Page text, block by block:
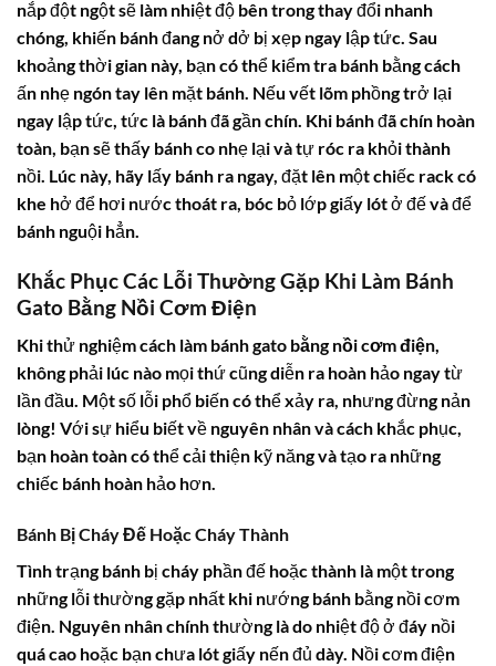
nắp đột ngột sẽ làm nhiệt độ bên trong thay đổi nhanh
chóng, khiến bánh đang nở dở bị xẹp ngay lập tức. Sau
khoảng thời gian này, bạn có thể kiểm tra bánh bằng cách
ấn nhẹ ngón tay lên mặt bánh. Nếu vết lõm phồng trở lại
ngay lập tức, tức là bánh đã gần chín. Khi bánh đã chín hoàn
toàn, bạn sẽ thấy bánh co nhẹ lại và tự róc ra khỏi thành
nồi. Lúc này, hãy lấy bánh ra ngay, đặt lên một chiếc rack có
khe hở để hơi nước thoát ra, bóc bỏ lớp giấy lót ở đế và để
bánh nguội hẳn.
Khắc Phục Các Lỗi Thường Gặp Khi Làm Bánh
Gato Bằng Nồi Cơm Điện
Khi thử nghiệmcách làm bánh gato bằng nồi cơm điện,
không phải lúc nào mọi thứ cũng diễn ra hoàn hảo ngay từ
lần đầu. Một số lỗi phổ biến có thể xảy ra, nhưng đừng nản
lòng! Với sự hiểu biết về nguyên nhân và cách khắc phục,
bạn hoàn toàn có thể cải thiện kỹ năng và tạo ra những
chiếc bánh hoàn hảo hơn.
Bánh Bị Cháy Đế Hoặc Cháy Thành
Tình trạng bánh bị cháy phần đế hoặc thành là một trong
những lỗi thường gặp nhất khi nướng bánh bằng nồi cơm
điện. Nguyên nhân chính thường là do nhiệt độ ở đáy nồi
quá cao hoặc bạn chưa lót giấy nến đủ dày. Nồi cơm điện